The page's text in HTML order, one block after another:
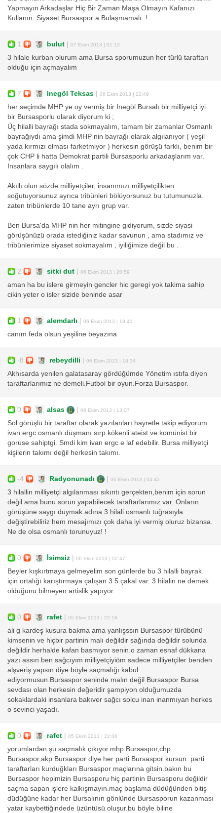
Yapmayın Arkadaşlar Hiç Bir Zaman Maşa Olmayın Kafanızı
Kullanın. Siyaset Bursaspor a Bulaşmamalı..!
1 bulut | 07 Ekim 2013 | 01:13
3 hilale kurban olurum ama Bursa sporumuzun her türlü taraftarı
olduğu için açmayalım
7 Inegöl Teksas | 06 Ekim 2013 | 22:49
her seçimde MHP ye oy vermiş bir Inegöl Bursalı bir milliyetçi iyi
bir Bursasporlu olarak diyorum ki ;
Üç hilalli bayrağı stada sokmayalım, tamam bir zamanlar Osmanlı
bayrağıydı ama şimdi MHP nin bayrağı olarak algılanıyor ( yeşil
yada kırmızı olması farketmiyor ) herkesin görüşü farklı, benim bir
çok CHP li hatta Demokrat partili Bursasporlu arkadaşlarım var.
Insanlara saygılı olalım .
Akıllı olun sözde milliyetçiler, insanımızı milliyetçilikten
soğutuyorsunuz ayrıca tribünleri bölüyorsunuz bu tutumunuzla.
zaten tribünlerde 10 tane ayrı grup var.
Ben Bursa'da MHP nin her mitingine gidiyorum, sizde siyasi
görüşünüzü orada istediğiniz kadar savunun , ama stadımız ve
tribünlerimize siyaset sokmayalım , iyiliğimize değil bu .
2 sitki dut | 06 Ekim 2013 | 20:59
aman ha bu islere girmeyin gencler hic geregi yok takima sahip
cikin yeter o isler sizide beninde asar
1 alemdarlı | 06 Ekim 2013 | 18:41
canım feda olsun yeşiline beyazına
-8 rebeydilli | 06 Ekim 2013 | 18:34
Akhısarda yenilen galatasaray gördüğümde Yönetim ıstıfa diyen
taraftarlarımız ne demeli.Futbol bir oyun.Forza Bursaspor.
0 alsas | 06 Ekim 2013 | 13:07
Sol görüşlü bir taraftar olarak yazılanları hayretle takip ediyorum.
ivan ergc osmanlı düşmanı sırp kökenli ateist ve komünist bir
goruse sahiptgi. Smdi kim ivan ergc e laf edebilir. Bursa milliyetçi
kişilerin takımı değil herkesin takımı.
-4 Radyonunadı | 06 Ekim 2013 | 04:42
3 hilallin milliyetçi algılanması sıkıntı gerçekten,benim için sorun
değil ama bunu sorun yapabilecek taraftarlarımız var. Onların
görüşüne saygı duymak adına 3 hilali osmanlı tuğrasıyla
değiştirebiliriz hem mesajımızı çok daha iyi vermiş oluruz bizansa.
Ne de olsa osmanlı torunuyuz! !
0 İsimsiz | 06 Ekim 2013 | 02:47
Beyler kışkırtmaya gelmeyelim son günlerde bu 3 hilalli bayrak
için ortalığı karıştırmaya çalışan 3 5 çakal var. 3 hilalin ne demek
olduğunu bilmeyen artislik yapıyor.
0 rafet | 05 Ekim 2013 | 22:18
ali g kardeş kusura bakma ama yanlışssın Bursaspor türübünü
kimsenin ve hiçbir partinin malı değildir sağında değildir solunda
değildir herhalde kafan basmıyor senin.o zaman esnaf dükkana
yazı assın ben sağcıyım milliyetçiyiöm sadece milliyetçiler benden
alşveriş yapsın diye böyle saçmalığı kabul
ediyormusun.Bursaspor seninde malın değil Bursaspor Bursa
sevdası olan herkesin değeridir şampiyon olduğumuzda
sokaklardaki insanlara bakıver sağcı solcu inan inanmıyan herkes
o sevinci yaşadı.
0 rafet | 05 Ekim 2013 | 22:06
yorumlardan şu saçmalık çıkıyor.mhp Bursaspor,chp
Bursaspor,akp Bursaspor diye her parti Bursaspor kursun. parti
taraftarları kurduğkları Bursaspor maçlarına gitsin.bakın bu
Bursaspor hepimizin Bursasporu hiç partinin Bursasporu değildir
saçma sapan işlere kalkışmayın.maç başlama düdüğünden bitiş
düdüğüne kadar her Bursalının gönlünde Bursasporun kazanması
yatar kaybettiğindede üzüntüsü oluşur.bu böyle biline